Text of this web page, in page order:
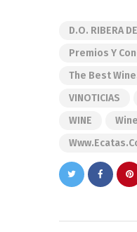
D.O. RIBERA
Premios Y
The Best
VINOTICIAS
WINE